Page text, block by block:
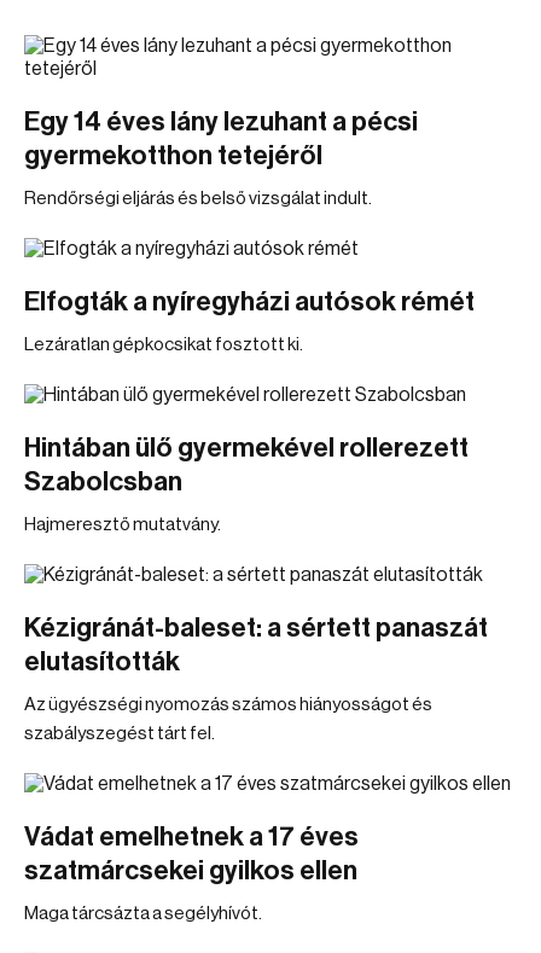
Egy 14 éves lány lezuhant a pécsi
gyermekotthon tetejéről
Rendőrségi eljárás és belső vizsgálat indult.
Elfogták a nyíregyházi autósok rémét
Lezáratlan gépkocsikat fosztott ki.
Hintában ülő gyermekével rollerezett
Szabolcsban
Hajmeresztő mutatvány.
Kézigránát-baleset: a sértett panaszát
elutasították
Az ügyészségi nyomozás számos hiányosságot és
szabályszegést tárt fel.
Vádat emelhetnek a 17 éves
szatmárcsekei gyilkos ellen
Maga tárcsázta a segélyhívót.